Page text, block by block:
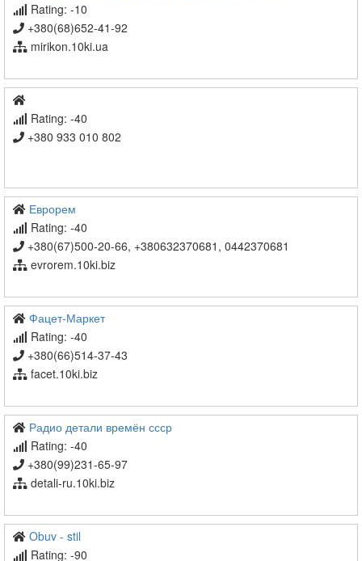
Rating: -10
+380(68)652-41-92
mirikon.10ki.ua
Rating: -40
+380 933 010 802
Еврорем
Rating: -40
+380(67)500-20-66, +380632370681, 0442370681
evrorem.10ki.biz
Фацет-Маркет
Rating: -40
+380(66)514-37-43
facet.10ki.biz
Радио детали времён ссср
Rating: -40
+380(99)231-65-97
detali-ru.10ki.biz
Obuv - stil
Rating: -90